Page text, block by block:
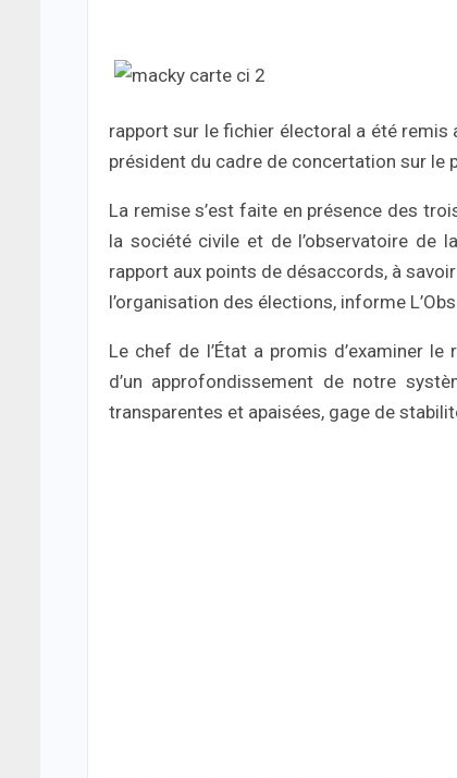
rapport sur le fichier électoral a été remis
président du cadre de concertation sur le
La remise s’est faite en présence des
la société civile et de l’observatoire de
rapport aux points de désaccords, à
l’organisation des élections, informe
Le chef de l’État a promis d’examiner
d’un approfondissement de notre
transparentes et apaisées, gage de